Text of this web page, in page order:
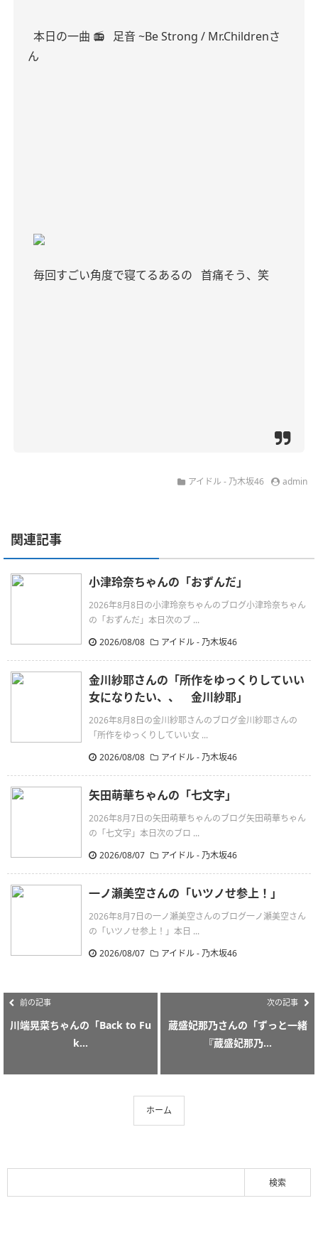
本日の一曲 📻 足音 ~Be Strong / Mr.Childrenさ
ん
毎回すごい角度で寝てるあるの 首痛そう、笑
アイドル - 乃木坂46 admin
関連記事
小津玲奈ちゃんの「おずんだ」
2026年8月8日の小津玲奈ちゃんのブログ小津玲奈ちゃん
の「おずんだ」本日次のブ ...
2026/08/08
アイドル - 乃木坂46
金川紗耶さんの「所作をゆっくりしていい
女になりたい、、 金川紗耶」
2026年8月8日の金川紗耶さんのブログ金川紗耶さんの
「所作をゆっくりしていい女 ...
2026/08/08
アイドル - 乃木坂46
矢田萌華ちゃんの「七文字」
2026年8月7日の矢田萌華ちゃんのブログ矢田萌華ちゃん
の「七文字」本日次のブロ ...
2026/08/07
アイドル - 乃木坂46
一ノ瀬美空さんの「いツノせ参上！」
2026年8月7日の一ノ瀬美空さんのブログ一ノ瀬美空さん
の「いツノせ参上！」本日 ...
2026/08/07
アイドル - 乃木坂46
前の記事
川端晃菜ちゃんの「Back to Fu
k...
次の記事
蔵盛妃那乃さんの「ずっと一緒
『蔵盛妃那乃...
ホーム